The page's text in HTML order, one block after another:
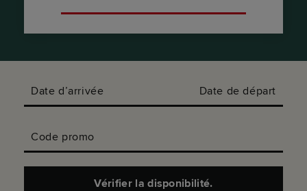
Date d’arrivée Date de départ
Code promo
Vérifier la disponibilité.